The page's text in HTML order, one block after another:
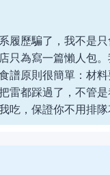
履歷騙了，我不是
只為寫一篇懶人包
譜原則很簡單：材
雷都踩過了，不管
吃，保證你不用排